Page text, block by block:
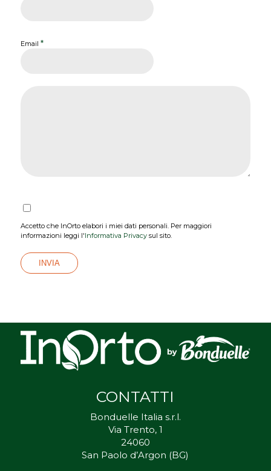
Email *
Accetto che InOrto elabori i miei dati personali. Per maggiori
informazioni leggi l'Informativa Privacysul sito.
CONTATTI
Bonduelle Italia s.r.l.
Via Trento, 1
24060
San Paolo d’Argon (BG)